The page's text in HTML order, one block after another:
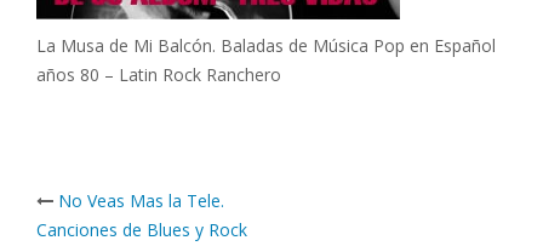
La Musa de Mi Balcón. Baladas de Música Pop en Español
años 80 – Latin Rock Ranchero
Post
navigation
No Veas Mas la Tele.
Canciones de Blues y Rock